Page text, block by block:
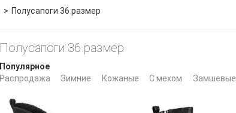
Полусапоги 36 размер
Популярное
Распродажа
Зимние Кожаные С мехом Замшевые
Полусапоги 36 размер